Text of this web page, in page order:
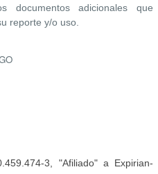
adicionales que
reporte y/o uso.
3, "Afiliado" a Expirian-